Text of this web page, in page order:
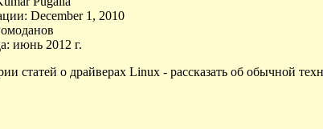
December 1, 2010
июнь 2012 г.
статей о драйверах Linux - рассказать об обычной